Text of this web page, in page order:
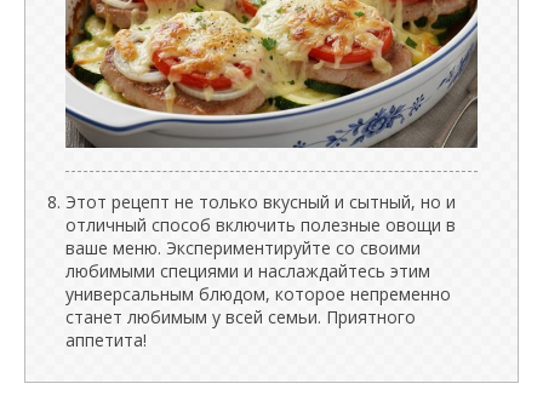
Этот рецепт не только вкусный и сытный, но и
отличный способ включить полезные овощи в
ваше меню. Экспериментируйте со своими
любимыми специями и наслаждайтесь этим
универсальным блюдом, которое непременно
станет любимым у всей семьи. Приятного
аппетита!